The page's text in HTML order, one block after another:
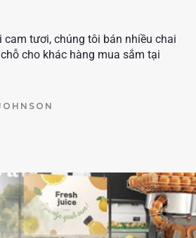
cam tươi, chúng tôi bán nhiều chai
cho khác hàng mua sắm tại